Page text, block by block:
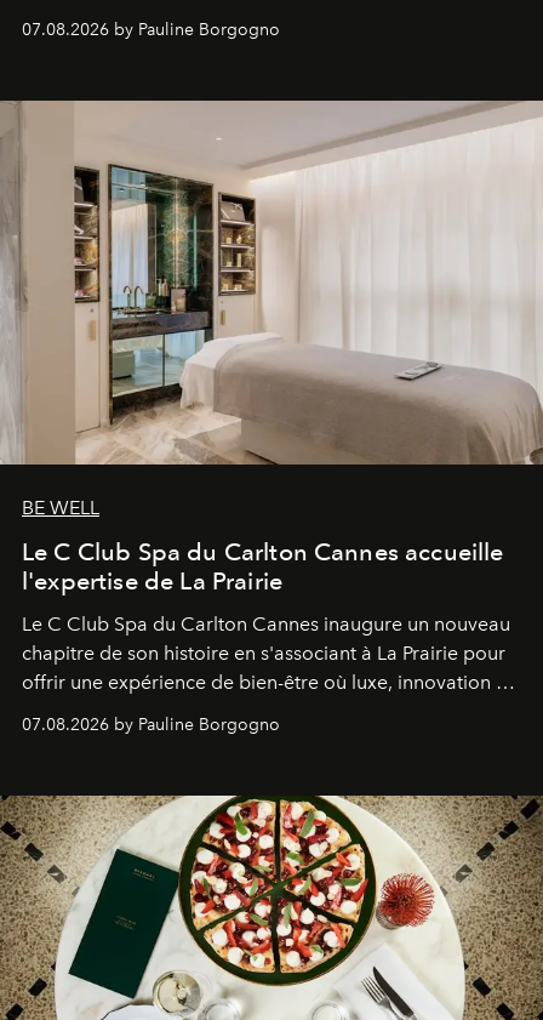
générationnel.
07.08.2026 by Pauline Borgogno
BE WELL
Le C Club Spa du Carlton Cannes accueille
l'expertise de La Prairie
Le C Club Spa du Carlton Cannes inaugure un nouveau
chapitre de son histoire en s'associant à La Prairie pour
offrir une expérience de bien-être où luxe, innovation et
07.08.2026 by Pauline Borgogno